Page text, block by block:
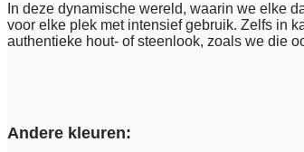
In deze dynamische wereld, waarin we elke
voor elke plek met intensief gebruik. Zelfs in
authentieke hout- of steenlook, zoals we die
Andere kleuren: